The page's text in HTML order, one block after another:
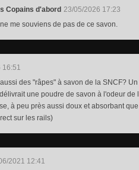
Copains d'abord 23/05/2026 17:23
me souviens de pas de ce savon.
16:51
des "râpes" à savon de la SNCF?
une poudre de savon à l'odeur
à peu près aussi doux et absorbant
sur les rails)
2021 12:41